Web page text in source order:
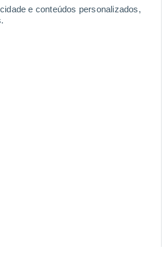
e conteúdos personalizados,
de Esqui em